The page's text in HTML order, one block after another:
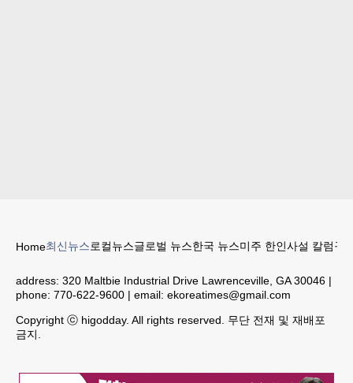
Home최신뉴스로컬뉴스글로벌 뉴스한국 뉴스미주 한인사설 칼럼구
address: 320 Maltbie Industrial Drive Lawrenceville, GA 30046 |
phone: 770-622-9600 | email: ekoreatimes@gmail.com
Copyright ⓒ higodday. All rights reserved. 무단 전재 및 재배포
금지.